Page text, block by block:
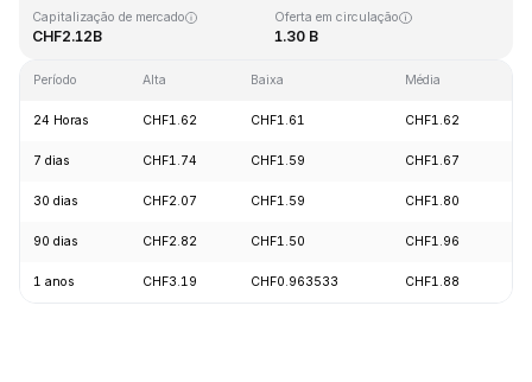
Capitalização de mercado
CHF2.12B
Oferta em circulação
1.30 B
Período Alta Baixa Média
24 Horas CHF1.62 CHF1.61 CHF1.62
7 dias CHF1.74 CHF1.59 CHF1.67
30 dias CHF2.07 CHF1.59 CHF1.80
90 dias CHF2.82 CHF1.50 CHF1.96
1 anos CHF3.19 CHF0.963533 CHF1.88